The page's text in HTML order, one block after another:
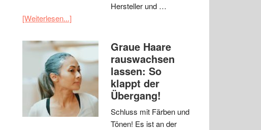
Hersteller und …
[Weiterlesen...]
Graue Haare
rauswachsen
lassen: So
klappt der
Übergang!
Schluss mit Färben und
Tönen! Es ist an der